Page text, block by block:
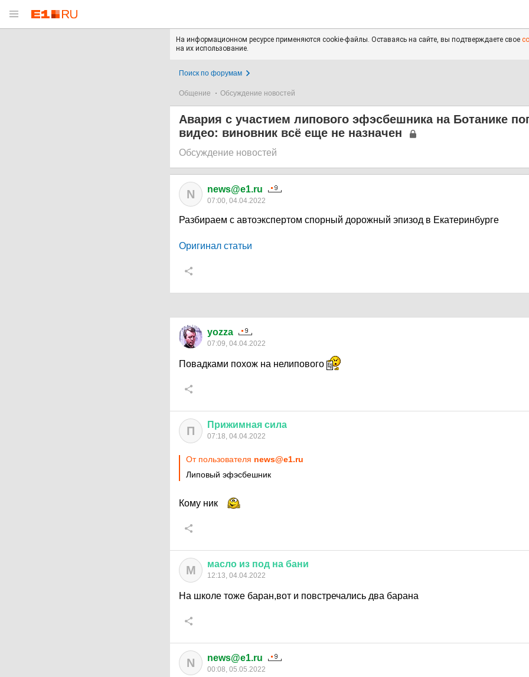
На информационном ресурсе применяются cookie-файлы. Оставаясь на сайте, вы подтверждаете свое
на их использование.
Поиск по форумам
Общение Обсуждение новостей
Авария с участием липового эфэсбешника на Ботанике
видео: виновник всё еще не назначен
Обсуждение новостей
N news@e1.ru
07:00, 04.04.2022
Разбираем с автоэкспертом спорный дорожный эпизод в Екатеринбурге
Оригинал статьи
yozza
07:09, 04.04.2022
Повадками похож на нелипового
П Прижимная сила
07:18, 04.04.2022
От пользователя news@e1.ru
Липовый эфэсбешник
Кому ник
М масло из под на бани
12:13, 04.04.2022
На школе тоже баран,вот и повстречались два барана
N news@e1.ru
00:08, 05.05.2022